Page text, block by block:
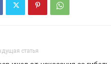
статья